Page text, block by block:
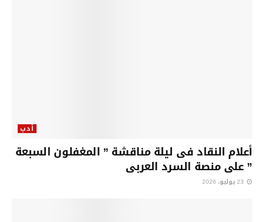
أدب
أعلام النقاد فى ليلة مناقشة ” المغفلون السبعة
” على منصة السرد العربى